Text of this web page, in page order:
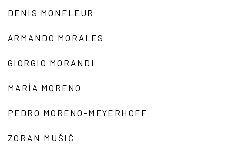
DENIS MONFLEUR
ARMANDO MORALES
GIORGIO MORANDI
MARÍA MORENO
PEDRO MORENO-MEYERHOFF
ZORAN MUŠIČ